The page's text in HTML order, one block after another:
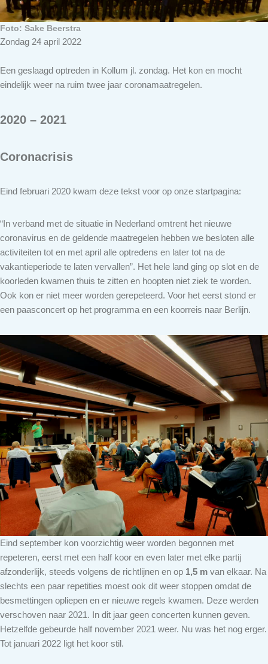
Foto: Sake Beerstra
Zondag 24 april 2022
Een geslaagd optreden in Kollum jl. zondag. Het kon en mocht
eindelijk weer na ruim twee jaar coronamaatregelen.
2020 – 2021
Coronacrisis
Eind februari 2020 kwam deze tekst voor op onze startpagina:
“In verband met de situatie in Nederland omtrent het nieuwe
coronavirus en de geldende maatregelen hebben we besloten alle
activiteiten tot en met april alle optredens en later tot na de
vakantieperiode te laten vervallen”. Het hele land ging op slot en de
koorleden kwamen thuis te zitten en hoopten niet ziek te worden.
Ook kon er niet meer worden gerepeteerd. Voor het eerst stond er
een paasconcert op het programma en een koorreis naar Berlijn.
Eind september kon voorzichtig weer worden begonnen met
repeteren, eerst met een half koor en even later met elke partij
afzonderlijk, steeds volgens de richtlijnen en op 1,5 m van elkaar. Na
slechts een paar repetities moest ook dit weer stoppen omdat de
besmettingen opliepen en er nieuwe regels kwamen. Deze werden
verschoven naar 2021. In dit jaar geen concerten kunnen geven.
Hetzelfde gebeurde half november 2021 weer. Nu was het nog erger.
Tot januari 2022 ligt het koor stil.